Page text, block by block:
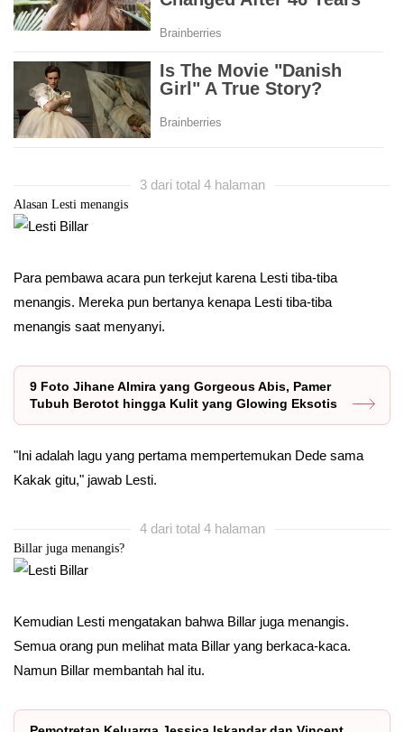
3 dari total 4 halaman
Alasan Lesti menangis
Para pembawa acara pun terkejut karena Lesti tiba-tiba
menangis. Mereka pun bertanya kenapa Lesti tiba-tiba
menangis saat menyanyi.
9 Foto Jihane Almira yang Gorgeous Abis, Pamer
Tubuh Berotot hingga Kulit yang Glowing Eksotis
"Ini adalah lagu yang pertama mempertemukan Dede sama
Kakak gitu," jawab Lesti.
4 dari total 4 halaman
Billar juga menangis?
Kemudian Lesti mengatakan bahwa Billar juga menangis.
Semua orang pun melihat mata Billar yang berkaca-kaca.
Namun Billar membantah hal itu.